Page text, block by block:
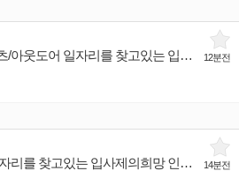
12분전
전남광주 광양시 에서 스포츠/아웃도어 일자리를 찾고있는 입사제의희망 인재입니다.
14분전
경기 남양주시 에서 의류 일자리를 찾고있는 입사제의희망 인재입니다.